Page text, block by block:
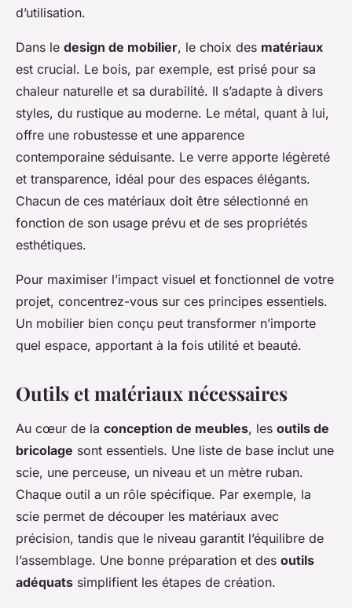
d’utilisation.
Dans le design de mobilier, le choix des matériaux
est crucial. Le bois, par exemple, est prisé pour sa
chaleur naturelle et sa durabilité. Il s’adapte à divers
styles, du rustique au moderne. Le métal, quant à lui,
offre une robustesse et une apparence
contemporaine séduisante. Le verre apporte légèreté
et transparence, idéal pour des espaces élégants.
Chacun de ces matériaux doit être sélectionné en
fonction de son usage prévu et de ses propriétés
esthétiques.
Pour maximiser l’impact visuel et fonctionnel de votre
projet, concentrez-vous sur ces principes essentiels.
Un mobilier bien conçu peut transformer n’importe
quel espace, apportant à la fois utilité et beauté.
Outils et matériaux nécessaires
Au cœur de la conception de meubles, les outils de
bricolage sont essentiels. Une liste de base inclut une
scie, une perceuse, un niveau et un mètre ruban.
Chaque outil a un rôle spécifique. Par exemple, la
scie permet de découper les matériaux avec
précision, tandis que le niveau garantit l’équilibre de
l’assemblage. Une bonne préparation et des outils
adéquats simplifient les étapes de création.